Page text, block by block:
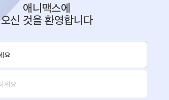
애니맥스에
오신 것을 환영합니다